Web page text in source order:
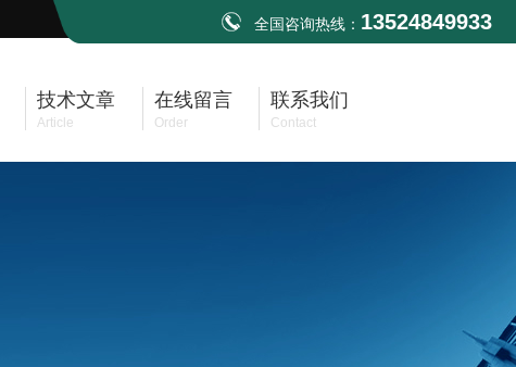
全国咨询热线： 13524849933
技术文章
Article
在线留言
Order
联系我们
Contact